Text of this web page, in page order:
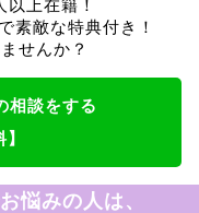
上在籍！
素敵な特典付き！
せんか？
相談をする
悩みの人は、